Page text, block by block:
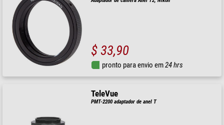
$ 33,90
pronto para envio em24 hrs
TeleVue
PMT-2200 adaptador de anel T